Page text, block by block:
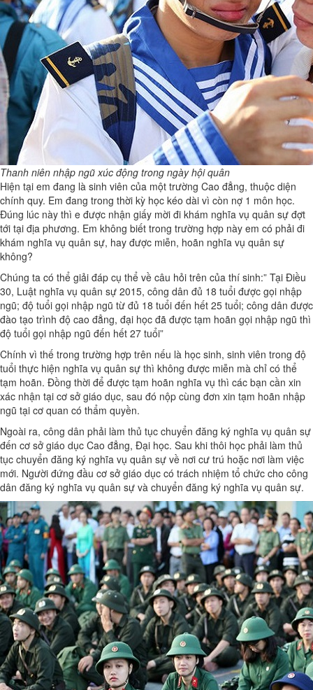
Thanh niên nhập ngũ xúc động trong ngày hội quân
Hiện tại em đang là sinh viên của một trường Cao đẳng, thuộc diện
chính quy. Em đang trong thời kỳ học kéo dài vì còn nợ 1 môn học.
Đúng lúc này thì e được nhận giấy mời đi khám nghĩa vụ quân sự đợt
tới tại địa phương. Em không biết trong trường hợp này em có phải đi
khám nghĩa vụ quân sự, hay được miễn, hoãn nghĩa vụ quân sự
không?
Chúng ta có thể giải đáp cụ thể về câu hỏi trên của thí sinh:” Tại Điều
30, Luật nghĩa vụ quân sự 2015, công dân đủ 18 tuổi được gọi nhập
ngũ; độ tuổi gọi nhập ngũ từ đủ 18 tuổi đến hết 25 tuổi; công dân được
đào tạo trình độ cao đẳng, đại học đã được tạm hoãn gọi nhập ngũ thì
độ tuổi gọi nhập ngũ đến hết 27 tuổi”
Chính vì thế trong trường hợp trên nếu là học sinh, sinh viên trong độ
tuổi thực hiện nghĩa vụ quân sự thì không được miễn mà chỉ có thể
tạm hoãn. Đồng thời để được tạm hoãn nghĩa vụ thì các bạn cần xin
xác nhận tại cơ sở giáo dục, sau đó nộp cùng đơn xin tạm hoãn nhập
ngũ tại cơ quan có thẩm quyền.
Ngoài ra, công dân phải làm thủ tục chuyển đăng ký nghĩa vụ quân sự
đến cơ sở giáo dục Cao đẳng, Đại học. Sau khi thôi học phải làm thủ
tục chuyển đăng ký nghĩa vụ quân sự về nơi cư trú hoặc nơi làm việc
mới. Người đứng đầu cơ sở giáo dục có trách nhiệm tổ chức cho công
dân đăng ký nghĩa vụ quân sự và chuyển đăng ký nghĩa vụ quân sự.